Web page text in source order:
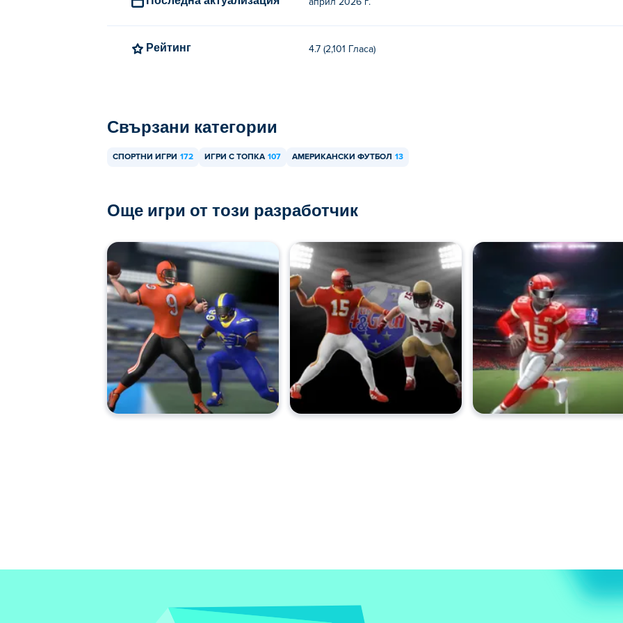
4th and Goal 2026 могат да се играят на вашия компютър и мобилни устройства като телефони и
април 2026 г.
Рейтинг 4.7 (2,101 Гласa)
Свързани категории
СПОРТНИ ИГРИ 172 ИГРИ С ТОПКА 107 АМЕРИКАНСКИ ФУТБОЛ 13
Още игри от този разработчик